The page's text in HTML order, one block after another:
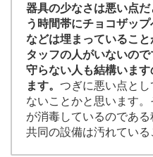
器具の少なさは悪い点
う時間帯にチョコザッ
などは埋まっているこ
タッフの人がいないの
守らない人も結構いま
ます。 つぎに悪い点と
ないことかと思います
が消毒しているのであ
共同の設備は汚れている